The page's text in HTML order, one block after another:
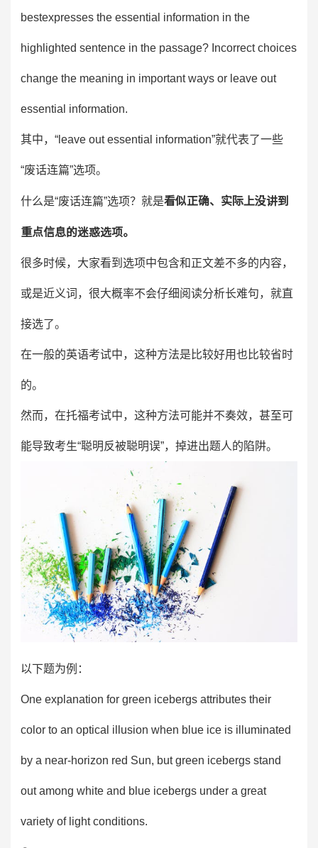
bestexpresses the essential information in the
highlighted sentence in the passage? Incorrect choices
change the meaning in important ways or leave out
essential information.
其中，“leave out essential information”就代表了一些
“废话连篇”选项。
什么是“废话连篇”选项？就是看似正确、实际上没讲到
重点信息的迷惑选项。
很多时候，大家看到选项中包含和正文差不多的内容，
或是近义词，很大概率不会仔细阅读分析长难句，就直
接选了。
在一般的英语考试中，这种方法是比较好用也比较省时
的。
然而，在托福考试中，这种方法可能并不奏效，甚至可
能导致考生“聪明反被聪明误”，掉进出题人的陷阱。
以下题为例：
One explanation for green icebergs attributes their
color to an optical illusion when blue ice is illuminated
by a near-horizon red Sun, but green icebergs stand
out among white and blue icebergs under a great
variety of light conditions.